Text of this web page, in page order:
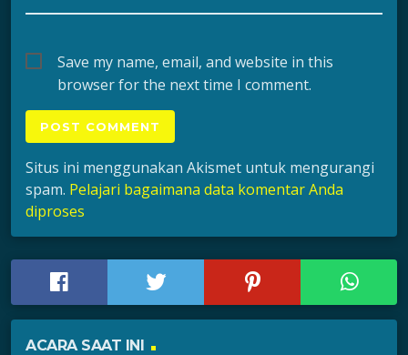
Save my name, email, and website in this
browser for the next time I comment.
Situs ini menggunakan Akismet untuk mengurangi
spam. Pelajari bagaimana data komentar Anda
diproses
ACARA SAAT INI